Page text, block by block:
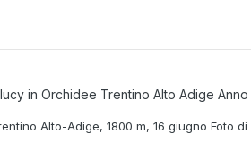
lucy in Orchidee Trentino Alto Adige Anno
Alto-Adige, 1800 m, 16 giugno Foto di